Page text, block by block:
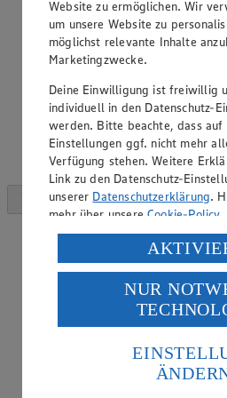
Website zu ermöglichen. Wir
um unsere Website zu
möglichst relevante Inhalte
Marketingzwecke.
Deine Einwilligung ist freiwillig
individuell in den Datenschutz-
werden. Bitte beachte, dass auf
Einstellungen ggf. nicht mehr
Verfügung stehen. Weitere
Link zu den Datenschutz-
unserer Datenschutzerklärung.
mehr über unsereCookie-Policy.
Verarbeitung deiner
USA durch Facebook und
Wenn du auf „Aktivieren“
des Art. 49 Abs. 1 Satz 1 lit. a)
Daten in den USA verarbeitet
die USA als Land mit einem nach
Standards nicht angemessenen
Es besteht das Risiko eines
NUR